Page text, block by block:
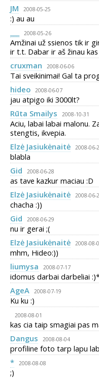
JM
2008-05-25
:) au au
2008-05-26
Amžinai už ssienos tik ir
ir t.t. Dabar ir aš žinau
cruxman
2008-06-06
Tai sveikinimai! Gal ta
hideo
2008-06-07
jau atpigo iki 3000lt?
Rūta Smailys
2008-10-31
Aciu, labai labai malonu.
stengtis, ikvepia.
Elzė Jasiukėnaitė
2008-06-
blabla
Gid
2008-06-28
as tave kazkur maciau :D
Elzė Jasiukėnaitė
2008-06-
chacha :))
Gid
2008-06-29
nu ir gerai ;(
Elzė Jasiukėnaitė
2008-08-
mhm, Hideo:))
liumysa
2008-07-17
idomus darbai darbeliai
AgeA
2008-07-19
Ku ku :)
2008-08-01
kas cia taip smagiai pas
Dangus
2008-08-04
profiline foto tarp lapu
*
2008-08-08
;)